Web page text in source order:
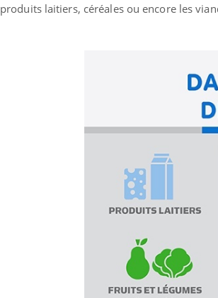
produits laitiers, céréales ou encore les